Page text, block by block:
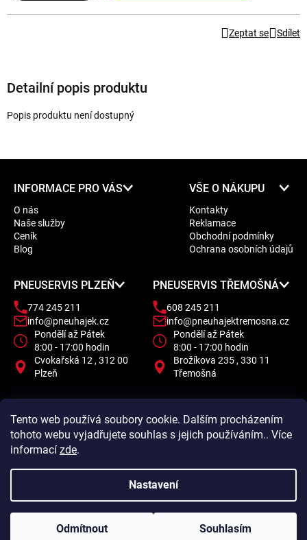
Tento web používá soubory cookie. Dalším procházením
tohoto webu vyjadřujete souhlas s jejich používáním.. Více
informací zde.
Nastavení
Odmítnout Souhlasím
Zeptat se Sdílet
Detailní popis produktu
Popis produktu není dostupný
INFORMACE PRO VÁS
O nás
Naše služby
Ceník
Blog
VŠE O NÁKUPU
Kontakty
Reklamace
Obchodní podmínky
Ochrana osobních údajů
PNEUSERVIS PLZEŇ
774 245 211
info@pneuhajek.cz
Pondělí až Pátek
8:00 - 17:00 hodin
Cvokařská 12 , 312 00
Plzeň
PNEUSERVIS TŘEMOŠNÁ
608 245 211
info@pneuhajektremosna.cz
Pondělí až Pátek
8:00 - 17:00 hodin
Brožíkova 235 , 330 11
Třemošná